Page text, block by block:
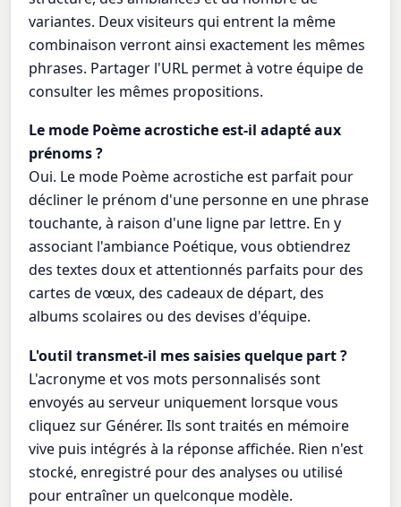
variantes. Deux visiteurs qui entrent la même
combinaison verront ainsi exactement les mêmes
phrases. Partager l'URL permet à votre équipe de
consulter les mêmes propositions.
Le mode Poème acrostiche est-il adapté aux
prénoms ?
Oui. Le mode Poème acrostiche est parfait pour
décliner le prénom d'une personne en une phrase
touchante, à raison d'une ligne par lettre. En y
associant l'ambiance Poétique, vous obtiendrez
des textes doux et attentionnés parfaits pour des
cartes de vœux, des cadeaux de départ, des
albums scolaires ou des devises d'équipe.
L'outil transmet-il mes saisies quelque part ?
L'acronyme et vos mots personnalisés sont
envoyés au serveur uniquement lorsque vous
cliquez sur Générer. Ils sont traités en mémoire
vive puis intégrés à la réponse affichée. Rien n'est
stocké, enregistré pour des analyses ou utilisé
pour entraîner un quelconque modèle.